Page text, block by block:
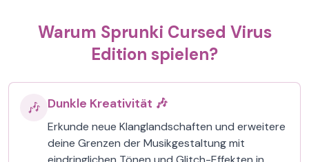
Warum Sprunki Cursed Virus
Edition spielen?
🎶 Dunkle Kreativität 🎶
Erkunde neue Klanglandschaften und erweitere
deine Grenzen der Musikgestaltung mit